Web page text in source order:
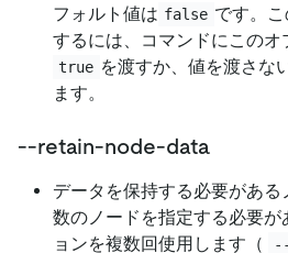
フォルト値は false です。
するには、コマンドにこの
true を渡すか、値を渡さな
ます。
--retain-node-data
データを保持する必要があ
数のノードを指定する必要
ョンを複数回使用します（